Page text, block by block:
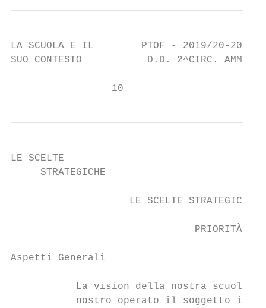
LA SCUOLA E IL        PTOF - 2019/20-2021/
SUO CONTESTO           D.D. 2^CIRC. AMMETO
                 10
LE SCELTE
STRATEGICHE
                    LE SCELTE STRATEGICHE
PRIORITÀ
Aspetti Generali
La vision della nostra scuola
nostro operato il soggetto in